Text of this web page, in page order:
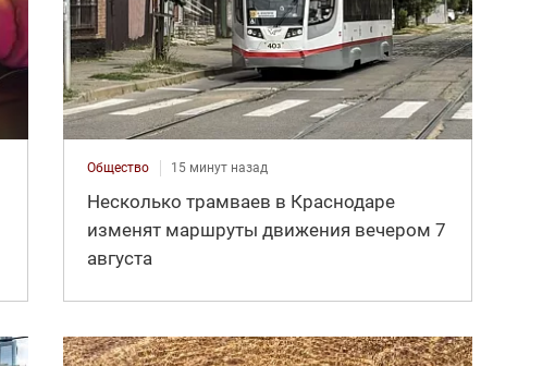
Общество 15 минут назад
Несколько трамваев в Краснодаре
изменят маршруты движения вечером 7
августа